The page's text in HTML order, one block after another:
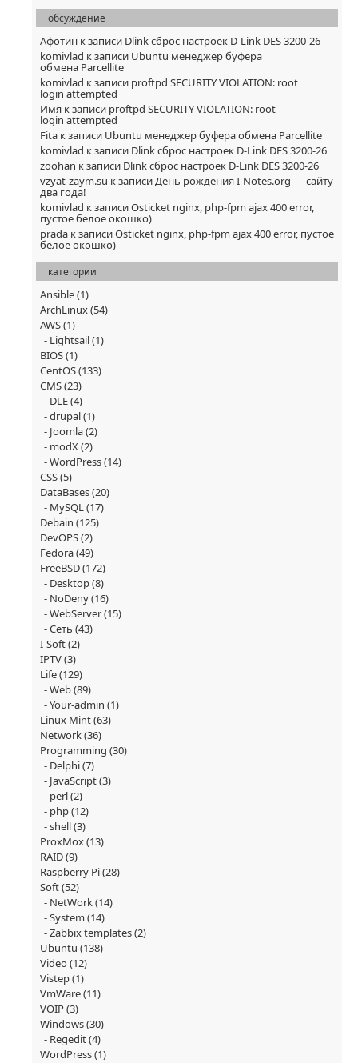
обсуждение
Афотин к записи Dlink сброс настроек D-Link DES 3200-26
komivlad к записи Ubuntu менеджер буфера
обмена Parcellite
komivlad к записи proftpd SECURITY VIOLATION: root
login attempted
Имя к записи proftpd SECURITY VIOLATION: root
login attempted
Fita к записи Ubuntu менеджер буфера обмена Parcellite
komivlad к записи Dlink сброс настроек D-Link DES 3200-26
zoohan к записи Dlink сброс настроек D-Link DES 3200-26
vzyat-zaym.su к записиДень рождения I-Notes.org — сайту
два года!
komivlad к записиOsticket nginx, php-fpm ajax 400 error,
пустое белое окошко)
prada к записиOsticket nginx, php-fpm ajax 400 error, пустое
белое окошко)
категории
Ansible(1)
ArchLinux(54)
AWS(1)
Lightsail(1)
BIOS(1)
CentOS(133)
CMS(23)
DLE(4)
drupal(1)
Joomla(2)
modX(2)
WordPress(14)
CSS(5)
DataBases(20)
MySQL(17)
Debain (125)
DevOPS(2)
Fedora(49)
FreeBSD(172)
Desktop(8)
NoDeny(16)
WebServer(15)
Сеть (43)
I-Soft(2)
IPTV(3)
Life(129)
Web(89)
Your-admin (1)
Linux Mint(63)
Network(36)
Programming (30)
Delphi(7)
JavaScript(3)
perl(2)
php(12)
shell(3)
ProxMox(13)
RAID(9)
Raspberry Pi(28)
Soft(52)
NetWork(14)
System (14)
Zabbix templates(2)
Ubuntu (138)
Video(12)
Vistep(1)
VmWare(11)
VOIP(3)
Windows(30)
Regedit(4)
WordPress(1)